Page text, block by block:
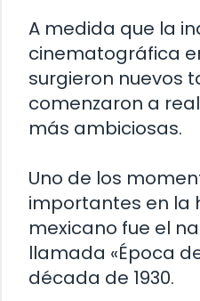
A medida que la
cinematográfica
surgieron nuevos
comenzaron a
más ambiciosas.
Uno de los
importantes en la
mexicano fue el
llamada «Época
década de 1930.